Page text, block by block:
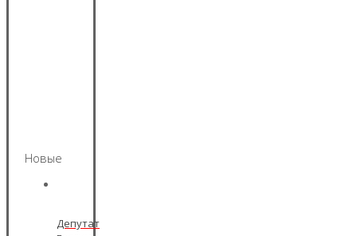
Новые
Депутат